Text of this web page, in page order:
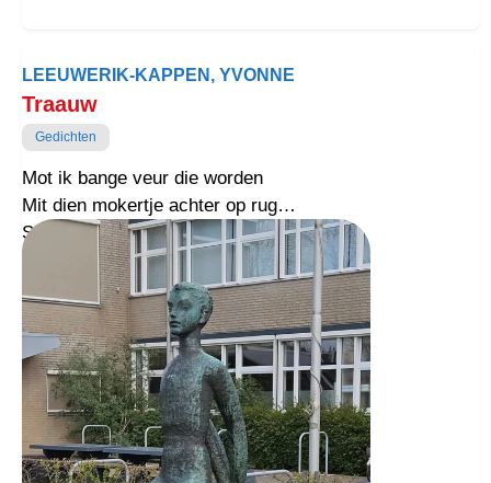
Meer dan een mens aigenlieks bevatten wil
LEEUWERIK-KAPPEN, YVONNE
Traauw
Gedichten
Mot ik bange veur die worden
Mit dien mokertje achter op rug
Steek dien kop nait in een strop
Ik haauw die zo aine weer terug